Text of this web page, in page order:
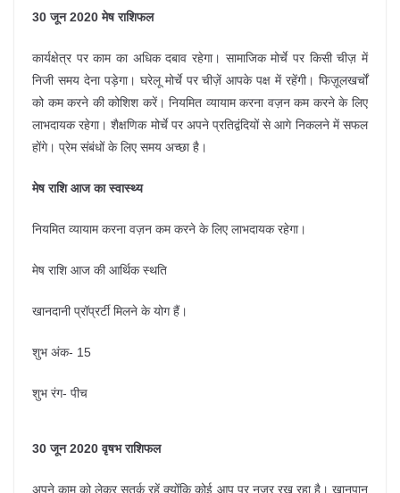
30 जून 2020 मेष राशिफल
कार्यक्षेत्र पर काम का अधिक दबाव रहेगा। सामाजिक मोर्चे पर किसी चीज़ में
निजी समय देना पड़ेगा। घरेलू मोर्चे पर चीज़ें आपके पक्ष में रहेंगी। फिज़ूलखर्चों
को कम करने की कोशिश करें। नियमित व्यायाम करना वज़न कम करने के लिए
लाभदायक रहेगा। शैक्षणिक मोर्चे पर अपने प्रतिद्वंदियों से आगे निकलने में सफल
होंगे। प्रेम संबंधों के लिए समय अच्छा है।
मेष राशि आज का स्वास्थ्य
नियमित व्यायाम करना वज़न कम करने के लिए लाभदायक रहेगा।
मेष राशि आज की आर्थिक स्थति
खानदानी प्रॉप्रर्टी मिलने के योग हैं।
शुभ अंक- 15
शुभ रंग- पीच
30 जून 2020 वृषभ राशिफल
अपने काम को लेकर सतर्क रहें क्योंकि कोई आप पर नज़र रख रहा है। खानपान